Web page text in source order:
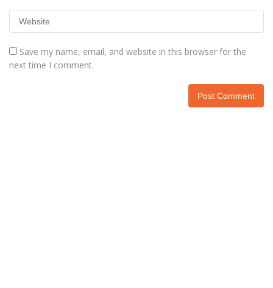
Save my name, email, and website in this browser for the
next time I comment.